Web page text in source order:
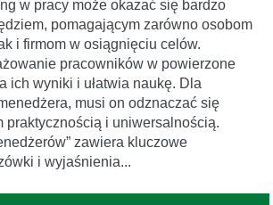
w pracy może okazać się bardzo
pomagającym zarówno osobom
i firmom w osiągnięciu celów.
pracowników w powierzone
ich wyniki i ułatwia naukę. Dla
musi on odznaczać się
praktycznością i uniwersalnością.
zawiera kluczowe
i wyjaśnienia...